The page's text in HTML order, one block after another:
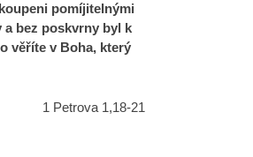
pomíjitelnými
a bez poskvrny byl k
věříte v Boha, který
1 Petrova 1,18-21